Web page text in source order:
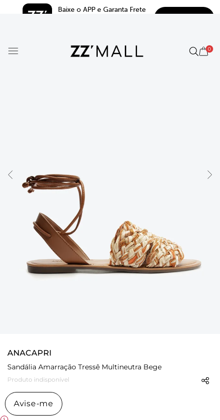
Baixe o APP e Garanta Frete
0
ANACAPRI
Sandália Amarração Tressê Multineutra Bege
Produto indisponível
Avise-me